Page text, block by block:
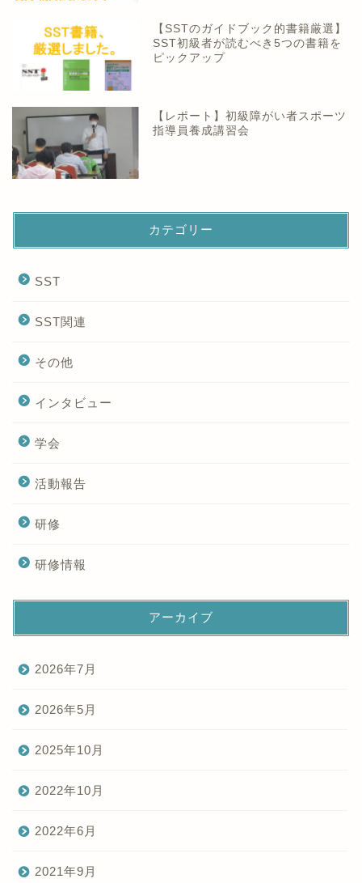
【SSTのガイドブック的書籍厳選】
SST初級者が読むべき5つの書籍を
ピックアップ
【レポート】初級障がい者スポーツ
指導員養成講習会
カテゴリー
SST
SST関連
その他
インタビュー
学会
活動報告
研修
研修情報
アーカイブ
2026年7月
2026年5月
2025年10月
2022年10月
2022年6月
2021年9月